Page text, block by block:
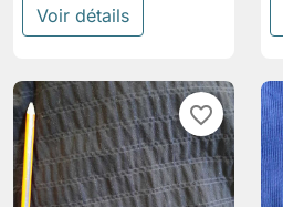
Voir détails
favorite_border